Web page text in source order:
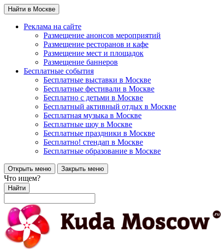
Найти в Москве
Реклама на сайте
Размещение анонсов мероприятий
Размещение ресторанов и кафе
Размещение мест и площадок
Размещение баннеров
Бесплатные события
Бесплатные выставки в Москве
Бесплатные фестивали в Москве
Бесплатно с детьми в Москве
Бесплатный активный отдых в Москве
Бесплатная музыка в Москве
Бесплатные шоу в Москве
Бесплатные праздники в Москве
Бесплатно! стендап в Москве
Бесплатные образование в Москве
Открыть меню Закрыть меню
Что ищем?
Найти